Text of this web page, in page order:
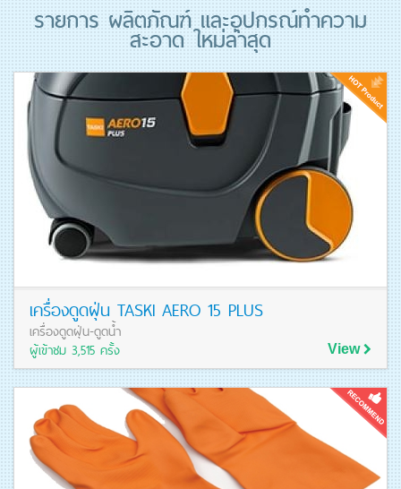
รายการ ผลิตภัณฑ์ และอุปกรณ์ทำความ
สะอาด ใหม่ล่าสุด
เครื่องดูดฝุ่น TASKI AERO 15 PLUS
เครื่องดูดฝุ่น-ดูดน้ำ
ผู้เข้าชม 3,515 ครั้ง
View